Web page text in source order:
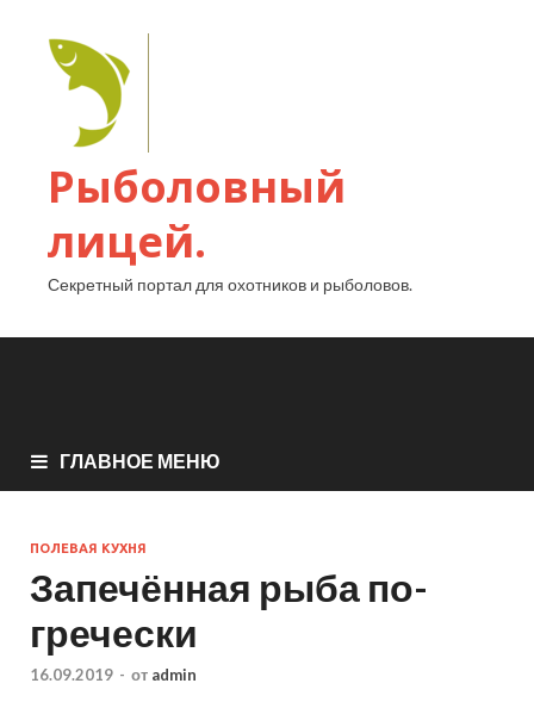
Рыболовный
лицей.
Секретный портал для охотников и рыболовов.
ГЛАВНОЕ МЕНЮ
ПОЛЕВАЯ КУХНЯ
Запечённая рыба по-
гречески
16.09.2019 - от admin